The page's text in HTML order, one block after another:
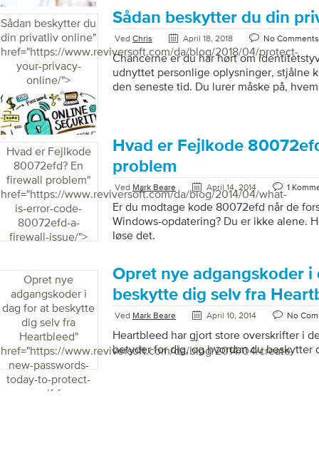
tech (og dig selv). Lær også at
telefon er blevet kompromitteret. Brug
Vi har alle set de nyeste
blik eller et tryk på en finger. De er
Sådan beskytter du
din privatliv online"
href="https://www.reviversoft.com/da/blog/2018/04/protect-
your-privacy-
online/">
Sådan beskytter du din
Ved Chris April 18, 2018 No Comments
Chancerne er du har hørt om
udnyttet personlige oplysninger, stjålne
den seneste tid. Du lurer måske på,
tjenesteudbydere og regeringer over
tilsyneladende mere interesserede i at
onlineaktivitet. Ikke at bekymre sig. Her
hjælpe dig med at beskytte […]
Hvad er Fejlkode
80072efd? En
firewall problem"
href="https://www.reviversoft.com/da/blog/2014/04/what-
is-error-code-
80072efd-a-
firewall-issue/">
Hvad er Fejlkode
problem
Ved Mark Beare April 14, 2014 1
Er du modtage kode 80072efd når de
Windows-opdatering? Du er ikke alene.
løse det.
Opret nye
adgangskoder i
dag for at beskytte
dig selv fra
Heartbleed"
href="https://www.reviversoft.com/da/blog/2014/04/create-
new-passwords-
today-to-protect-
yourself-from-
Opret nye adgangskoder i
beskytte dig selv fra
Ved Mark Beare April 10, 2014 No
Heartbleed har gjort store overskrifter i
betyder for dig, og hvordan du beskytter